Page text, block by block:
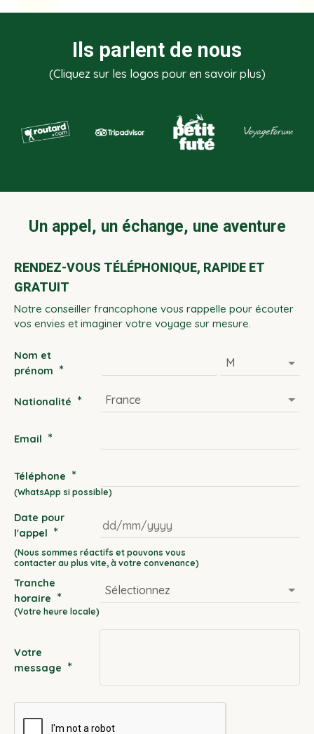
Ils parlent de nous
(Cliquez sur les logos pour en savoir plus)
Un appel, un échange, une aventure
RENDEZ-VOUS TÉLÉPHONIQUE, RAPIDE ET
GRATUIT
Notre conseiller francophone vous rappelle pour écouter
vos envies et imaginer votre voyage sur mesure.
Nom et
prénom *
Nationalité *
Email *
Téléphone *
Date pour
l'appel *
DD
slash
MM
slash
Tranche
horaire *
Votre
message *